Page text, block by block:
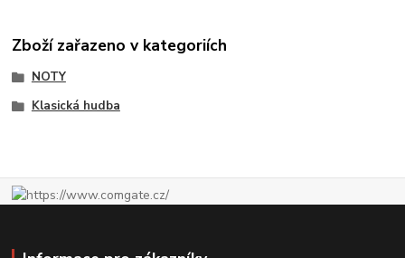
Zboží zařazeno v kategoriích
NOTY
Klasická hudba